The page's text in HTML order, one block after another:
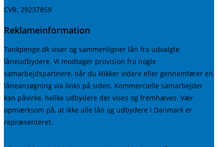
CVR: 29237859
Reklameinformation
Tankpenge.dk viser og sammenligner lån fra udvalgte
låneudbydere. Vi modtager provision fra nogle
samarbejdspartnere, når du klikker videre eller gennemfører en
låneansøgning via links på siden. Kommercielle samarbejder
kan påvirke, hvilke udbydere der vises og fremhæves. Vær
opmærksom på, at ikke alle lån og udbydere i Danmark er
repræsenteret.